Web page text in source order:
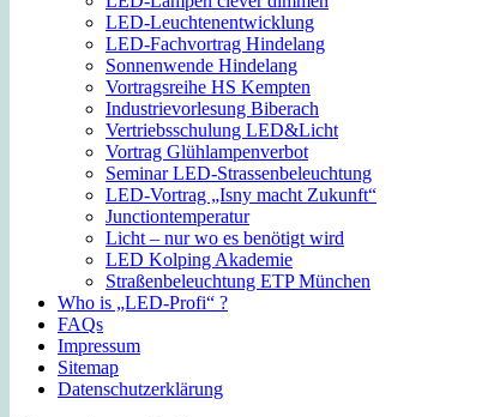
LED-Leuchtenentwicklung
LED-Fachvortrag Hindelang
Sonnenwende Hindelang
Vortragsreihe HS Kempten
Industrievorlesung Biberach
Vertriebsschulung LED&Licht
Vortrag Glühlampenverbot
Seminar LED-Strassenbeleuchtung
LED-Vortrag „Isny macht Zukunft“
Junctiontemperatur
Licht – nur wo es benötigt wird
LED Kolping Akademie
Straßenbeleuchtung ETP München
Who is „LED-Profi“ ?
FAQs
Impressum
Sitemap
Datenschutzerklärung